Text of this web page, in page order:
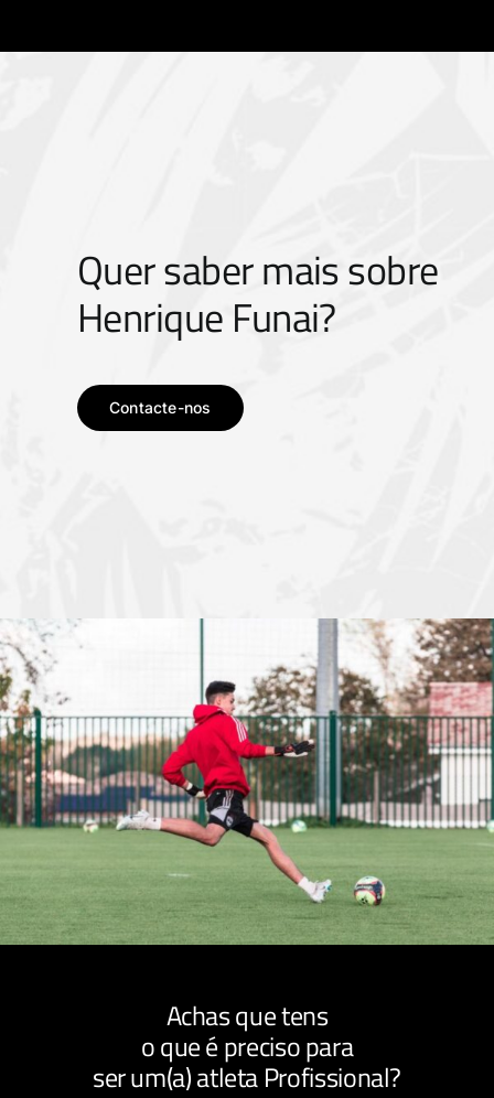
Quer saber mais sobre
Henrique Funai?
Contacte-nos
Achas que tens
o que é preciso para
ser um(a) atleta Profissional?